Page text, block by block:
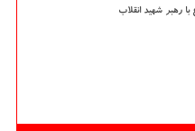
رهبر شهید انقلاب